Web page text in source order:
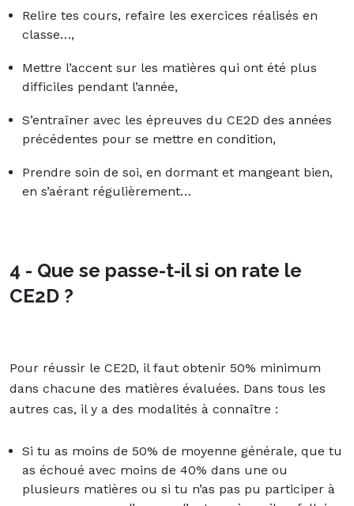
Relire tes cours, refaire les exercices réalisés en
classe…,
Mettre l’accent sur les matières qui ont été plus
difficiles pendant l’année,
S’entraîner avec les épreuves du CE2D des années
précédentes pour se mettre en condition,
Prendre soin de soi, en dormant et mangeant bien,
en s’aérant régulièrement…
4 - Que se passe-t-il si on rate le
CE2D ?
Pour réussir le CE2D, il faut obtenir 50% minimum
dans chacune des matières évaluées. Dans tous les
autres cas, il y a des modalités à connaître :
Si tu as moins de 50% de moyenne générale, que tu
as échoué avec moins de 40% dans une ou
plusieurs matières ou si tu n’as pas pu participer à